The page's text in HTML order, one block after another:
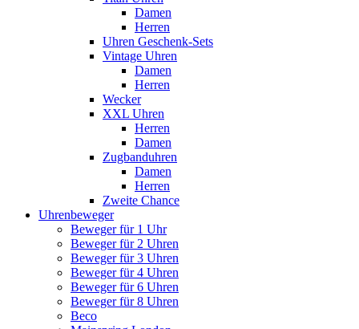
Damen
Herren
Uhren Geschenk-Sets
Vintage Uhren
Damen
Herren
Wecker
XXL Uhren
Herren
Damen
Zugbanduhren
Damen
Herren
Zweite Chance
Uhrenbeweger
Beweger für 1 Uhr
Beweger für 2 Uhren
Beweger für 3 Uhren
Beweger für 4 Uhren
Beweger für 6 Uhren
Beweger für 8 Uhren
Beco